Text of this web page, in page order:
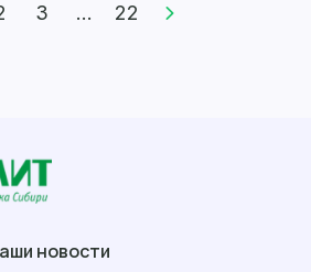
3 ... 22
новости